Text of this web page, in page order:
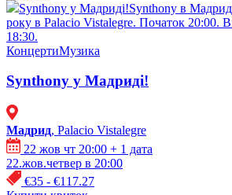
Synthony у Мадриді!Synthony в
року в Palacio Vistalegre. Початок 20:00.
18:30.
КонцертиМузика
Synthony у Мадриді!
Мадрид, Palacio Vistalegre
22 жов чт 20:00 + 1 дата
22.жов.четвер в 20:00
€35 - €117.27